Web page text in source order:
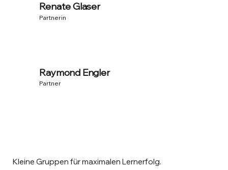
Renate Glaser
Partnerin
Raymond Engler
Partner
Kleine Gruppen für maximalen Lernerfolg.